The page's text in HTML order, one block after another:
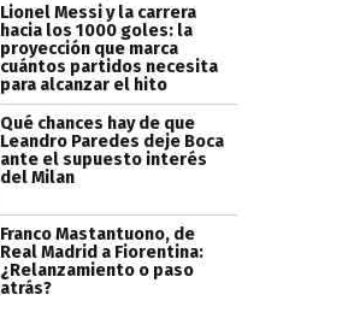
Lionel Messi y la carrera
hacia los 1000 goles: la
proyección que marca
cuántos partidos necesita
para alcanzar el hito
Qué chances hay de que
Leandro Paredes deje Boca
ante el supuesto interés
del Milan
Franco Mastantuono, de
Real Madrid a Fiorentina:
¿Relanzamiento o paso
atrás?